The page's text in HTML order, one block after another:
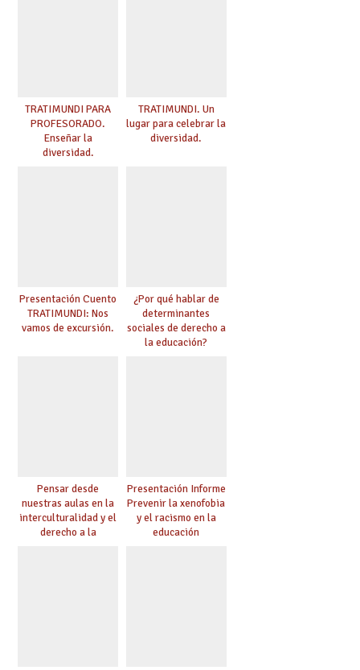
TRATIMUNDI PARA
PROFESORADO.
Enseñar la
diversidad.
TRATIMUNDI. Un
lugar para celebrar la
diversidad.
Presentación Cuento
TRATIMUNDI: Nos
vamos de excursión.
¿Por qué hablar de
determinantes
sociales de derecho a
la educación?
Pensar desde
nuestras aulas en la
interculturalidad y el
derecho a la
Presentación Informe
Prevenir la xenofobia
y el racismo en la
educación